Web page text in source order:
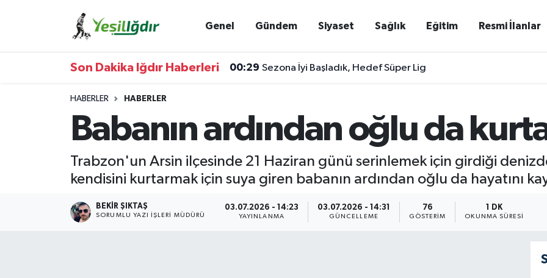
Genel Gündem Siyaset Sağlık Eğitim Resmi İlanlar
Son Dakika Iğdır Haberleri 00:29 Sezona İyi Başladık, Hedef Süper Lig
HABERLER HABERLER
Babanın ardından oğlu da
Trabzon'un Arsin ilçesinde 21 Haziran günü serinlemek için girdiği
kendisini kurtarmak için suya giren babanın ardından oğlu da hayatını
BEKIR ŞIKTAŞ
SORUMLU YAZI İŞLERI MÜDÜRÜ
03.07.2026 - 14:23
YAYINLANMA
03.07.2026 - 14:31
GÜNCELLEME
76
GÖSTERIM
1 DK
OKUNMA SÜRESI
Iğdır Trafik Yoğunluk Haritası
Tüm Manşetler